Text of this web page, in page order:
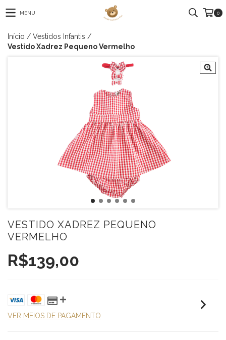
MENU 0
Início / Vestidos Infantis /
Vestido Xadrez Pequeno Vermelho
VESTIDO XADREZ PEQUENO
VERMELHO
R$139,00
VER MEIOS DE PAGAMENTO